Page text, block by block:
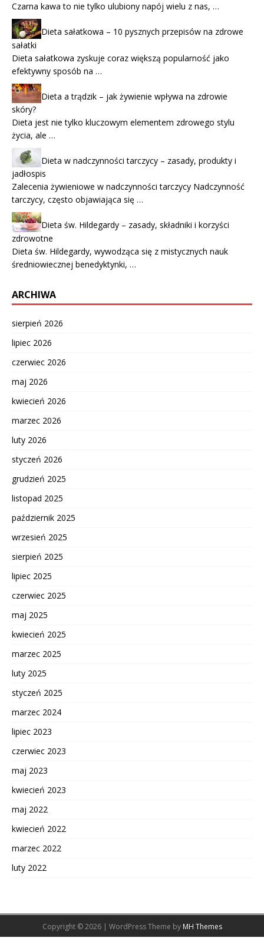
Czarna kawa to nie tylko ulubiony napój wielu z nas, …
Dieta sałatkowa – 10 pysznych przepisów na zdrowe
sałatki
Dieta sałatkowa zyskuje coraz większą popularność jako
efektywny sposób na …
Dieta a trądzik – jak żywienie wpływa na zdrowie
skóry?
Dieta jest nie tylko kluczowym elementem zdrowego stylu
życia, ale …
Dieta w nadczynności tarczycy – zasady, produkty i
jadłospis
Zalecenia żywieniowe w nadczynności tarczycy Nadczynność
tarczycy, często objawiająca się …
Dieta św. Hildegardy – zasady, składniki i korzyści
zdrowotne
Dieta św. Hildegardy, wywodząca się z mistycznych nauk
średniowiecznej benedyktynki, …
ARCHIWA
sierpień 2026
lipiec 2026
czerwiec 2026
maj 2026
kwiecień 2026
marzec 2026
luty 2026
styczeń 2026
grudzień 2025
listopad 2025
październik 2025
wrzesień 2025
sierpień 2025
lipiec 2025
czerwiec 2025
maj 2025
kwiecień 2025
marzec 2025
luty 2025
styczeń 2025
marzec 2024
lipiec 2023
czerwiec 2023
maj 2023
kwiecień 2023
maj 2022
kwiecień 2022
marzec 2022
luty 2022
Copyright © 2026 | WordPress Theme by MH Themes